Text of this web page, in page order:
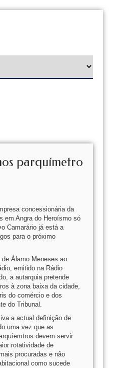
parquímetro
concessionária da
em Angra do Heroísmo só
Camarário já está a
para o próximo
Álamo Meneses ao
emitido na Rádio
a autarquia pretende
à zona baixa da cidade,
do comércio e dos
do Tribunal.
a actual definição de
uma vez que as
devem servir
rotatividade de
procuradas e não
como sucede